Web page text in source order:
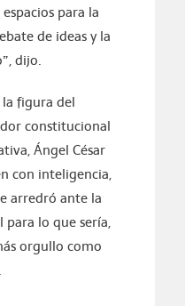
para la
de ideas y la
dijo.
figura del
constitucional
Ángel César
con inteligencia,
arredró ante la
lo que sería,
orgullo como